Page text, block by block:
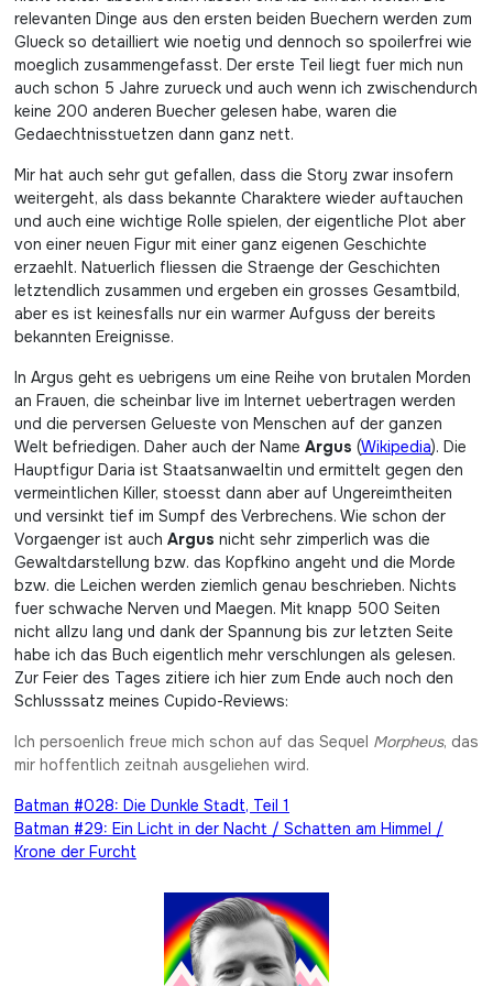
relevanten Dinge aus den ersten beiden Buechern werden zum
Glueck so detailliert wie noetig und dennoch so spoilerfrei wie
moeglich zusammengefasst. Der erste Teil liegt fuer mich nun
auch schon 5 Jahre zurueck und auch wenn ich zwischendurch
keine 200 anderen Buecher gelesen habe, waren die
Gedaechtnisstuetzen dann ganz nett.
Mir hat auch sehr gut gefallen, dass die Story zwar insofern
weitergeht, als dass bekannte Charaktere wieder auftauchen
und auch eine wichtige Rolle spielen, der eigentliche Plot aber
von einer neuen Figur mit einer ganz eigenen Geschichte
erzaehlt. Natuerlich fliessen die Straenge der Geschichten
letztendlich zusammen und ergeben ein grosses Gesamtbild,
aber es ist keinesfalls nur ein warmer Aufguss der bereits
bekannten Ereignisse.
In Argus geht es uebrigens um eine Reihe von brutalen Morden
an Frauen, die scheinbar live im Internet uebertragen werden
und die perversen Gelueste von Menschen auf der ganzen
Welt befriedigen. Daher auch der Name Argus (Wikipedia). Die
Hauptfigur Daria ist Staatsanwaeltin und ermittelt gegen den
vermeintlichen Killer, stoesst dann aber auf Ungereimtheiten
und versinkt tief im Sumpf des Verbrechens. Wie schon der
Vorgaenger ist auch Argus nicht sehr zimperlich was die
Gewaltdarstellung bzw. das Kopfkino angeht und die Morde
bzw. die Leichen werden ziemlich genau beschrieben. Nichts
fuer schwache Nerven und Maegen. Mit knapp 500 Seiten
nicht allzu lang und dank der Spannung bis zur letzten Seite
habe ich das Buch eigentlich mehr verschlungen als gelesen.
Zur Feier des Tages zitiere ich hier zum Ende auch noch den
Schlusssatz meines Cupido-Reviews:
Ich persoenlich freue mich schon auf das Sequel Morpheus, das
mir hoffentlich zeitnah ausgeliehen wird.
Beitragsnavigation
Batman #028: Die Dunkle Stadt, Teil 1
Batman #29: Ein Licht in der Nacht / Schatten am Himmel /
Krone der Furcht